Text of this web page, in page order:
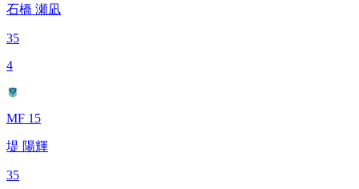
石橋 瀬凪
35
4
MF 15
堤 陽輝
35